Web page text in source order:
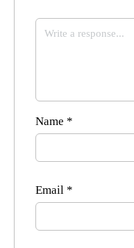
Name *
Email *